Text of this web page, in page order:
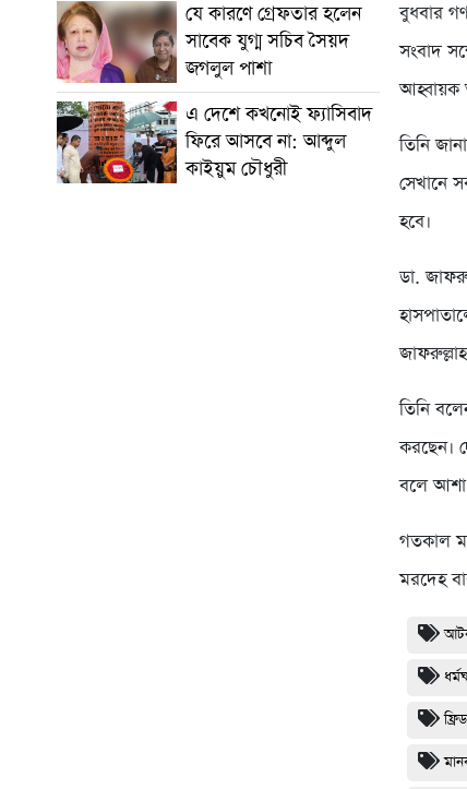
যে কারণে গ্রেফতার হলেন
সাবেক যুগ্ম সচিব সৈয়দ
জগলুল পাশা
এ দেশে কখনোই ফ্যাসিবাদ
ফিরে আসবে না: আব্দুল
কাইয়ুম চৌধুরী
বুধবার
সংবাদ
আহ্বায়ক
তিনি
সেখানে
হবে।
ডা.
তিনি
করছেন।
বলে আশা
গতকাল
মরদেহ